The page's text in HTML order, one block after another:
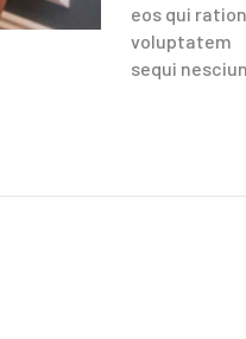
eos qui
voluptatem
sequi